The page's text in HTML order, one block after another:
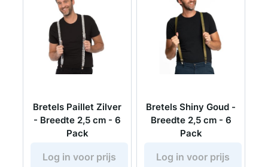
Bretels Paillet Zilver
- Breedte 2,5 cm - 6
Pack
Log in voor prijs
Bretels Shiny Goud -
Breedte 2,5 cm - 6
Pack
Log in voor prijs